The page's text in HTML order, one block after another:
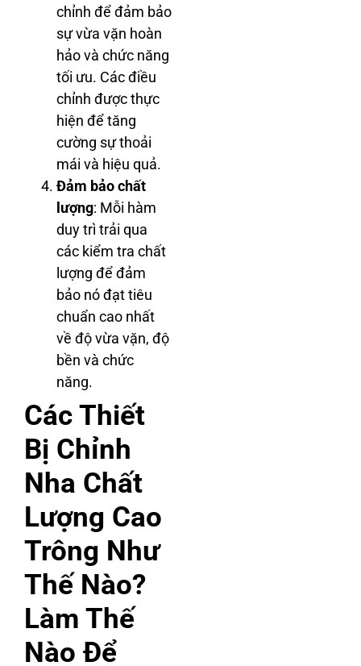
chỉnh để đảm bảo
sự vừa vặn hoàn
hảo và chức năng
tối ưu. Các điều
chỉnh được thực
hiện để tăng
cường sự thoải
mái và hiệu quả.
Đảm bảo chất
lượng: Mỗi hàm
duy trì trải qua
các kiểm tra chất
lượng để đảm
bảo nó đạt tiêu
chuẩn cao nhất
về độ vừa vặn, độ
bền và chức
năng.
Các Thiết
Bị Chỉnh
Nha Chất
Lượng Cao
Trông Như
Thế Nào?
Làm Thế
Nào Để